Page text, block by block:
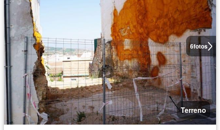
6fotos
Terreno